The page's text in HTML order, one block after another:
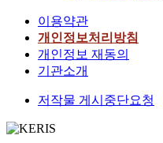
이용약관
개인정보처리방침
개인정보 재동의
기관소개
저작물 게시중단요청